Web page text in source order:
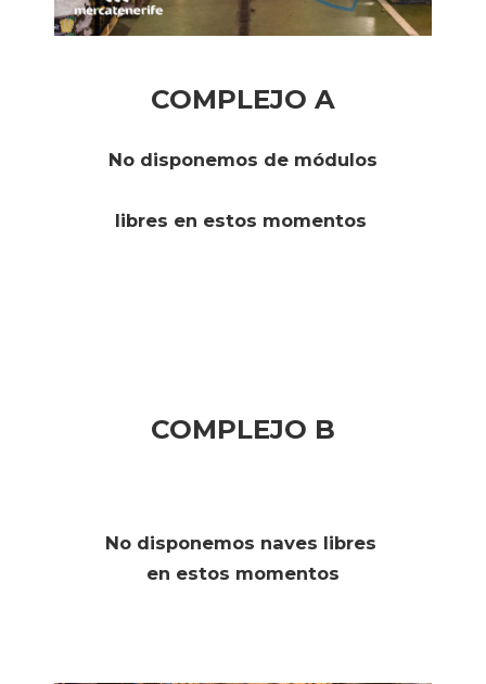
COMPLEJO A
No disponemos de módulos
libres en estos momentos
COMPLEJO B
No disponemos naves libres
en estos momentos